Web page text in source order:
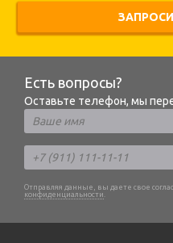
Есть вопросы?
Оставьте телефон, мы
Отправляя данные, вы даете свое
конфиденциальности .